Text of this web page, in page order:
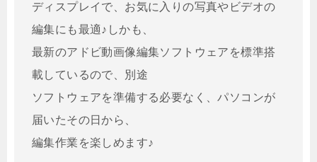
ディスプレイで、お気に入りの写真やビデオの
編集にも最適♪しかも、
最新のアドビ動画像編集ソフトウェアを標準搭
載しているので、別途
ソフトウェアを準備する必要なく、パソコンが
届いたその日から、
編集作業を楽しめます♪